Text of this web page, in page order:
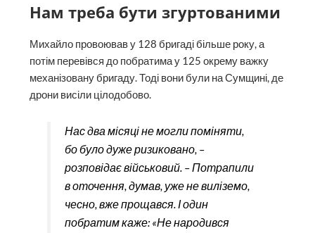
Нам треба бути згуртованими
Михайло провоював у 128 бригаді більше року, а
потім перевівся до побратима у 125 окрему важку
механізовану бригаду. Тоді вони були на Сумщині, де
дрони висіли цілодобово.
Нас два місяці не могли поміняти,
бо було дуже ризиковано, –
розповідає військовий. – Потрапили
в оточення, думав, уже не виліземо,
чесно, вже прощався. І один
побратим каже: «Не народився